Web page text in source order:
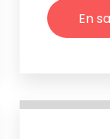
En